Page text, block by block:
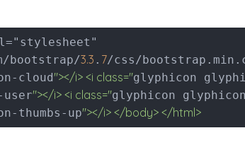
bootstrap/3.3 . 7/css/
cloud"></i> <i class="glyphicon
"></i> <i class="glyphicon
thumbs-up"></i> </body> </html>